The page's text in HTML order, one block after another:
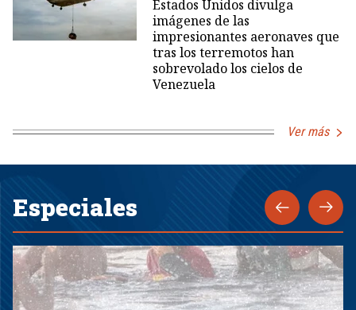
Estados Unidos divulga
imágenes de las
impresionantes aeronaves que
tras los terremotos han
sobrevolado los cielos de
Venezuela
Ver más
Especiales